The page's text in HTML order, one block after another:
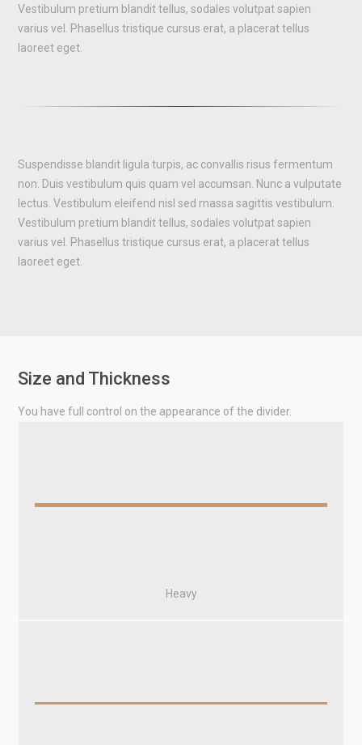
Vestibulum pretium blandit tellus, sodales volutpat sapien
varius vel. Phasellus tristique cursus erat, a placerat tellus
laoreet eget.
Suspendisse blandit ligula turpis, ac convallis risus fermentum
non. Duis vestibulum quis quam vel accumsan. Nunc a vulputate
lectus. Vestibulum eleifend nisl sed massa sagittis vestibulum.
Vestibulum pretium blandit tellus, sodales volutpat sapien
varius vel. Phasellus tristique cursus erat, a placerat tellus
laoreet eget.
Size and Thickness
You have full control on the appearance of the divider.
Heavy